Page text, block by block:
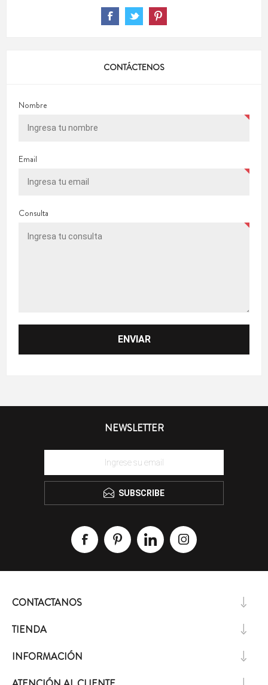
CONTÁCTENOS
Nombre
Email
Consulta
NEWSLETTER
SUBSCRIBE
CONTACTANOS
TIENDA
INFORMACIÓN